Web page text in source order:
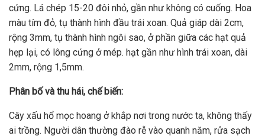
cứng. Lá chép 15-20 đôi nhỏ, gần như không có cuống. Hoa
màu tím đỏ, tụ thành hình đầu trái xoan. Quả giáp dài 2cm,
rộng 3mm, tụ thành hình ngôi sao, ở phần giữa các hạt quả
hẹp lại, có lông cứng ở mép. hạt gần như hình trái xoan, dài
2mm, rộng 1,5mm.
Phân bố và thu hái, chế biến:
Cây xấu hổ mọc hoang ở khắp nơi trong nước ta, không thấy
ai trồng. Người dân thường đào rễ vào quanh năm, rửa sạch